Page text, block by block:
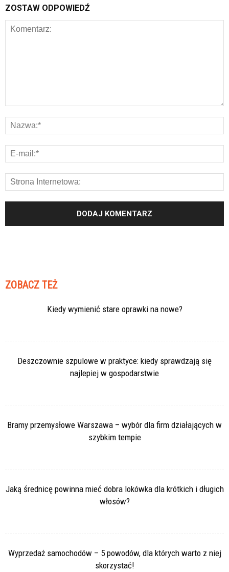
ZOSTAW ODPOWIEDŹ
ZOBACZ TEŻ
Kiedy wymienić stare oprawki na nowe?
Deszczownie szpulowe w praktyce: kiedy sprawdzają się
najlepiej w gospodarstwie
Bramy przemysłowe Warszawa – wybór dla firm działających w
szybkim tempie
Jaką średnicę powinna mieć dobra lokówka dla krótkich i długich
włosów?
Wyprzedaż samochodów – 5 powodów, dla których warto z niej
skorzystać!